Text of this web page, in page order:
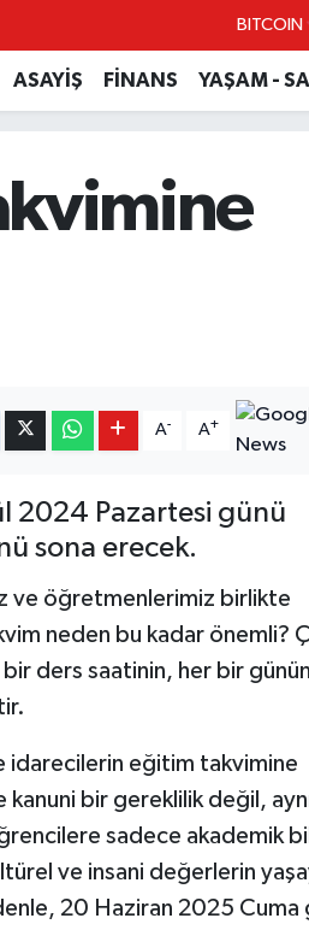
BITCOIN
GRAM
ASAYİŞ FİNANS YAŞAM -
A- A+
2024 Pazartesi günü
sona erecek.
ve öğretmenlerimiz birlikte
neden bu kadar önemli?
ders saatinin, her bir günün
idarecilerin eğitim takvimine
bir gereklilik değil,
sadece akademik
ve insani değerlerin
20 Haziran 2025 Cuma